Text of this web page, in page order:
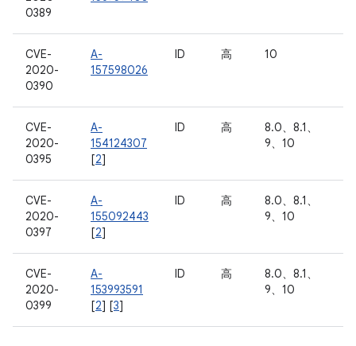
0389
CVE-
2020-
0390
A-
157598026
ID 高 10
CVE-
2020-
0395
A-
154124307
[2]
ID 高
8.0、8.1、
9、10
CVE-
2020-
0397
A-
155092443
[2]
ID 高
8.0、8.1、
9、10
CVE-
2020-
0399
A-
153993591
[2] [3]
ID 高
8.0、8.1、
9、10